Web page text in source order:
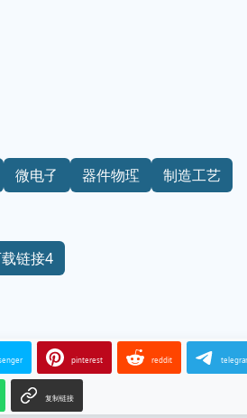
微电子 器件物理 制造工艺
链接4
pinterest reddit
复制链接